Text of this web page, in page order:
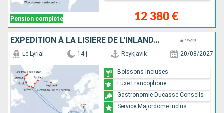
Pension complète 12 380 €
EXPÉDITION À LA LISIÈRE DE L'INLANDSIS
Le Lyrial 14 j Reykjavik 20/08/2027
Boissons incluses
Luxe Francophone
Gastronomie Ducasse Conseils
Service Majordome inclus